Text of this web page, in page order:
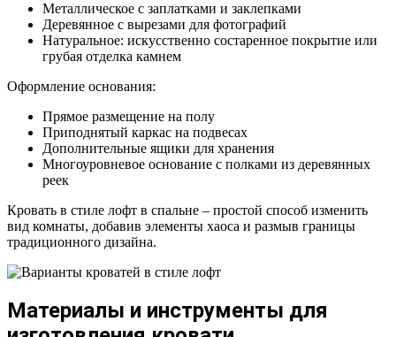
Металлическое с заплатками и заклепками
Деревянное с вырезами для фотографий
Натуральное: искусственно состаренное покрытие или
грубая отделка камнем
Оформление основания:
Прямое размещение на полу
Приподнятый каркас на подвесах
Дополнительные ящики для хранения
Многоуровневое основание с полками из деревянных
реек
Кровать в стиле лофт в спальне – простой способ изменить
вид комнаты, добавив элементы хаоса и размыв границы
традиционного дизайна.
Материалы и инструменты для